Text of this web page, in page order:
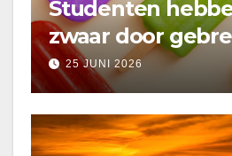
Studenten
zwaar door
25 JUNI 2026